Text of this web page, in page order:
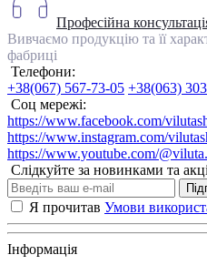
Професійна
Вивчаємо продукцію та її
фабриці
Телефони:
+38(067) 567-73-05 +38(063)
Соц мережі:
https://www.facebook.com/
https://www.instagram.com/
https://www.youtube.com/
Слідкуйте за новинками та
Я прочитав Умови
Інформація